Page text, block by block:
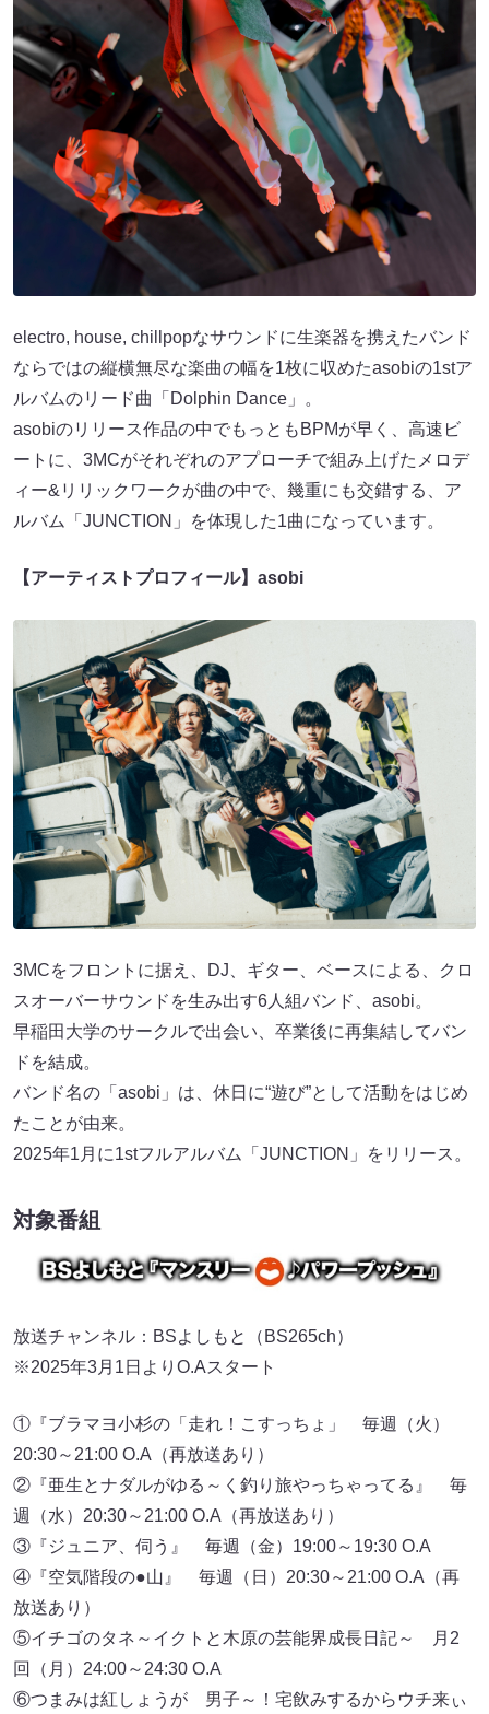
electro, house, chillpopなサウンドに生楽器を携えたバンド
ならではの縦横無尽な楽曲の幅を1枚に収めたasobiの1stア
ルバムのリード曲「Dolphin Dance」。
asobiのリリース作品の中でもっともBPMが早く、高速ビ
ートに、3MCがそれぞれのアプローチで組み上げたメロデ
ィー&リリックワークが曲の中で、幾重にも交錯する、ア
ルバム「JUNCTION」を体現した1曲になっています。
【アーティストプロフィール】asobi
3MCをフロントに据え、DJ、ギター、ベースによる、クロ
スオーバーサウンドを生み出す6人組バンド、asobi。
早稲田大学のサークルで出会い、卒業後に再集結してバン
ドを結成。
バンド名の「asobi」は、休日に“遊び”として活動をはじめ
たことが由来。
2025年1月に1stフルアルバム「JUNCTION」をリリース。
対象番組
放送チャンネル：BSよしもと（BS265ch）
※2025年3月1日よりO.Aスタート
①『ブラマヨ小杉の「走れ！こすっちょ」 毎週（火）
20:30～21:00 O.A（再放送あり）
②『亜生とナダルがゆる～く釣り旅やっちゃってる』 毎
週（水）20:30～21:00 O.A（再放送あり）
③『ジュニア、伺う』 毎週（金）19:00～19:30 O.A
④『空気階段の●山』 毎週（日）20:30～21:00 O.A（再
放送あり）
⑤イチゴのタネ～イクトと木原の芸能界成長日記～ 月2
回（月）24:00～24:30 O.A
⑥つまみは紅しょうが 男子～！宅飲みするからウチ来ぃ